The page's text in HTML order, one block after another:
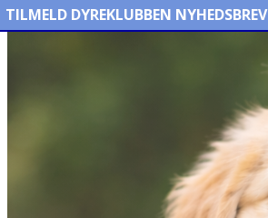
TILMELD DYREKLUBBEN NYHEDSBREV